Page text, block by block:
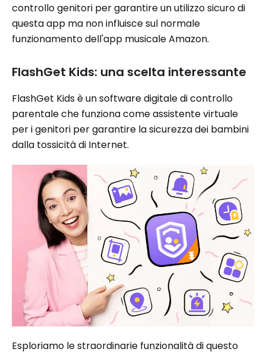
controllo genitori per garantire un utilizzo sicuro di
questa app ma non influisce sul normale
funzionamento dell'app musicale Amazon.
FlashGet Kids: una scelta interessante
FlashGet Kids è un software digitale di controllo
parentale che funziona come assistente virtuale
per i genitori per garantire la sicurezza dei bambini
dalla tossicità di Internet.
Esploriamo le straordinarie funzionalità di questo